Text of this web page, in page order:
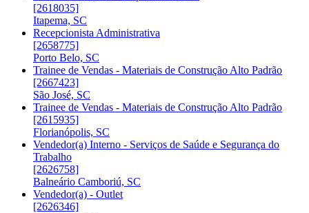
[2618035]
Itapema, SC
Recepcionista Administrativa
[2658775]
Porto Belo, SC
Trainee de Vendas - Materiais de Construção Alto Padrão
[2667423]
São José, SC
Trainee de Vendas - Materiais de Construção Alto Padrão
[2615935]
Florianópolis, SC
Vendedor(a) Interno - Serviços de Saúde e Segurança do
Trabalho
[2626758]
Balneário Camboriú, SC
Vendedor(a) - Outlet
[2626346]